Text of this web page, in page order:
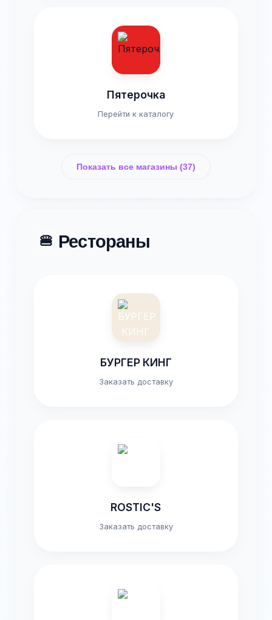
Пятерочка
Перейти к каталогу
Показать все магазины (37)
🍔 Рестораны
БУРГЕР КИНГ
Заказать доставку
ROSTIC'S
Заказать доставку